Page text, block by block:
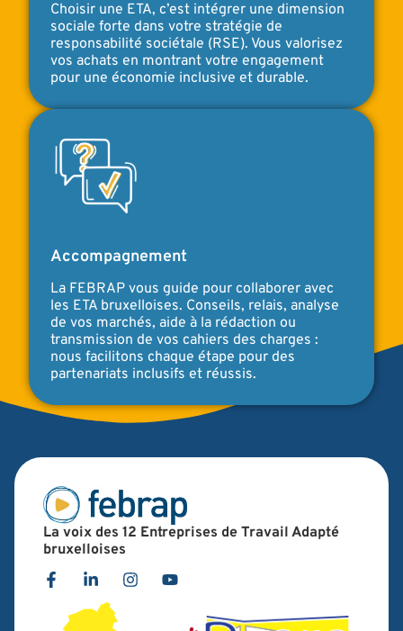
Choisir une ETA, c’est intégrer une dimension
sociale forte dans votre stratégie de
responsabilité sociétale (RSE). Vous valorisez
vos achats en montrant votre engagement
pour une économie inclusive et durable.
Accompagnement
La FEBRAP vous guide pour collaborer avec
les ETA bruxelloises. Conseils, relais, analyse
de vos marchés, aide à la rédaction ou
transmission de vos cahiers des charges :
nous facilitons chaque étape pour des
partenariats inclusifs et réussis.
La voix des 12 Entreprises de Travail Adapté
bruxelloises